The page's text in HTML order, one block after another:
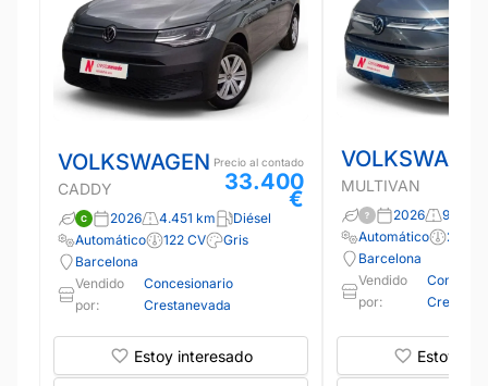
VOLKSWAGEN
CADDY
Precio al contado
33.400
€
2026 4.451 km
Diésel
Automático
122 CV
Gris
Barcelona
Vendido
por:
Concesionario
Crestanevada
Estoy interesado
MULTIVAN
2026
9.646
Automático
245
Barcelona
Vendido
por:
Estoy